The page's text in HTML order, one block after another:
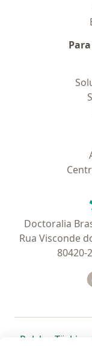
Doctoralia
Rua Visconde
80420-
Polska abre
Türkiye